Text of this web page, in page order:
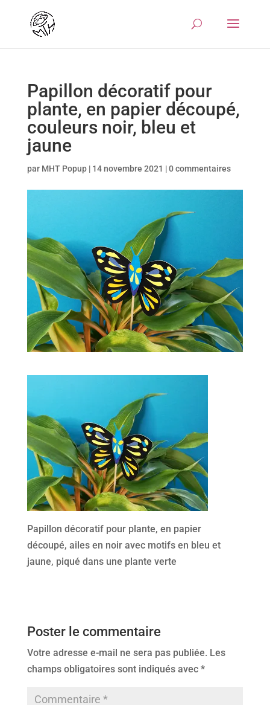
Papillon décoratif pour
plante, en papier découpé,
couleurs noir, bleu et
jaune
par MHT Popup| 14 novembre 2021 |0 commentaires
Papillon décoratif pour plante, en papier
découpé, ailes en noir avec motifs en bleu et
jaune, piqué dans une plante verte
Poster le commentaire
Votre adresse e-mail ne sera pas publiée. Les
champs obligatoires sont indiqués avec *